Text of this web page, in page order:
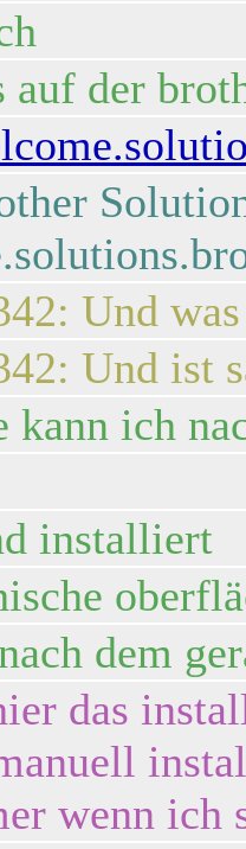
auf der
Und
Und ist
kann ich
installiert
dem
das
wenn ich